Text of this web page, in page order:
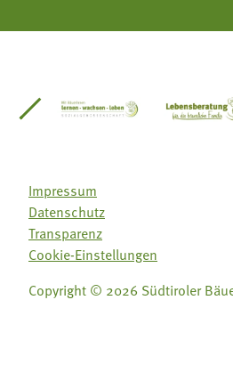
Südtirol
Gärtnervereinigung
Impressum
Datenschutz
Transparenz
Cookie-Einstellungen
Copyright © 2026 Südtiroler